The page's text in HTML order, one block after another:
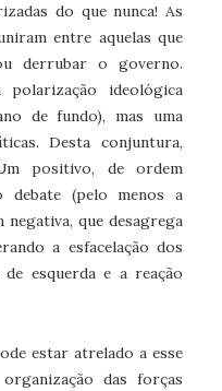
do que nunca! As
entre aquelas que
derrubar o governo.
ideológica
de fundo), mas uma
Desta conjuntura,
positivo, de ordem
(pelo menos a
que desagrega
a esfacelação dos
esquerda e a reação
estar atrelado a esse
das forças